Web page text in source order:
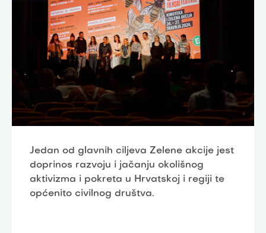
Jedan od glavnih ciljeva Zelene akcije jest
doprinos razvoju i jačanju okolišnog
aktivizma i pokreta u Hrvatskoj i regiji te
općenito civilnog društva.